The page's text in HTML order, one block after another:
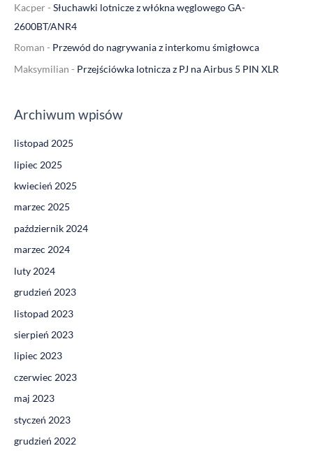
Kacper- Słuchawki lotnicze z włókna węglowego GA-
2600BT/ANR4
Roman - Przewód do nagrywania z interkomu śmigłowca
Maksymilian - Przejściówka lotnicza z PJ na Airbus 5 PIN XLR
Archiwum wpisów
listopad 2025
lipiec 2025
kwiecień 2025
marzec 2025
październik 2024
marzec 2024
luty 2024
grudzień 2023
listopad 2023
sierpień 2023
lipiec 2023
czerwiec 2023
maj 2023
styczeń 2023
grudzień 2022